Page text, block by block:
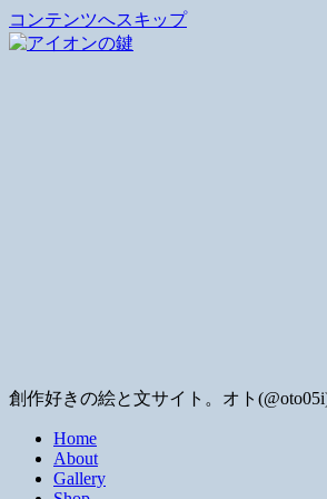
コンテンツへスキップ
創作好きの絵と文サイト。オト
Home
About
Gallery